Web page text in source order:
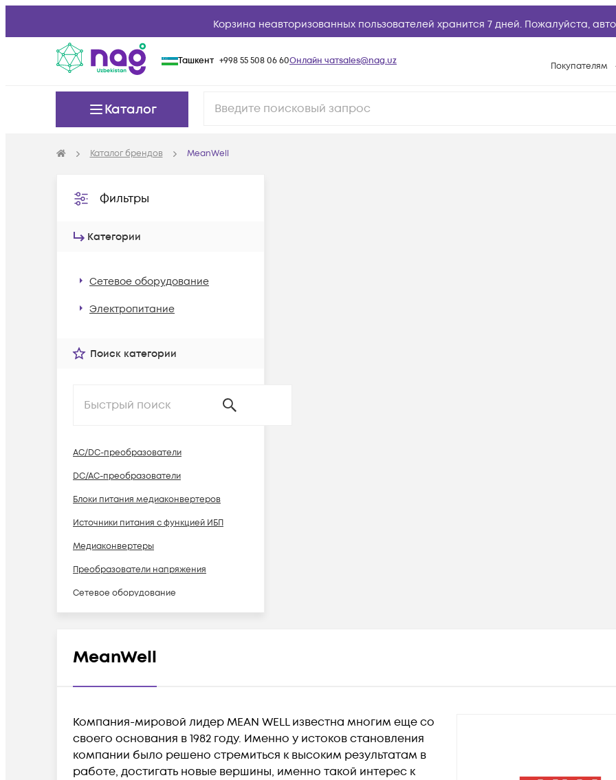
Корзина неавторизованных пользователей хранится 7 дней. Пожалуйста,
Ташкент +998 55 508 06 60Онлайн чатsales@nag.uz Покупателям
Каталог
Каталог брендов MeanWell
Фильтры
Категории
Сетевое оборудование
Электропитание
Поиск категории
AC/DC-преобразователи
DC/AC-преобразователи
Блоки питания медиаконвертеров
Источники питания c функцией ИБП
Медиаконвертеры
Преобразователи напряжения
Сетевое оборудование
MeanWell
Компания-мировой лидер MEAN WELL известна многим еще со
своего основания в 1982 году. Именно у истоков становления
компании было решено стремиться к высоким результатам в
работе, достигать новые вершины, именно такой интерес к